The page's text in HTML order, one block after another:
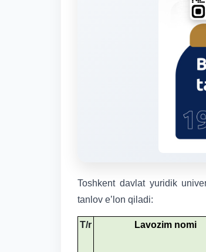
Toshkent davlat yuridik
tanlov e’lon qiladi:
T/r Lavozim nomi